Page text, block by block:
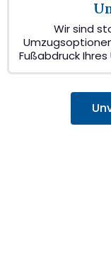
Wir sind
Fußabdruck